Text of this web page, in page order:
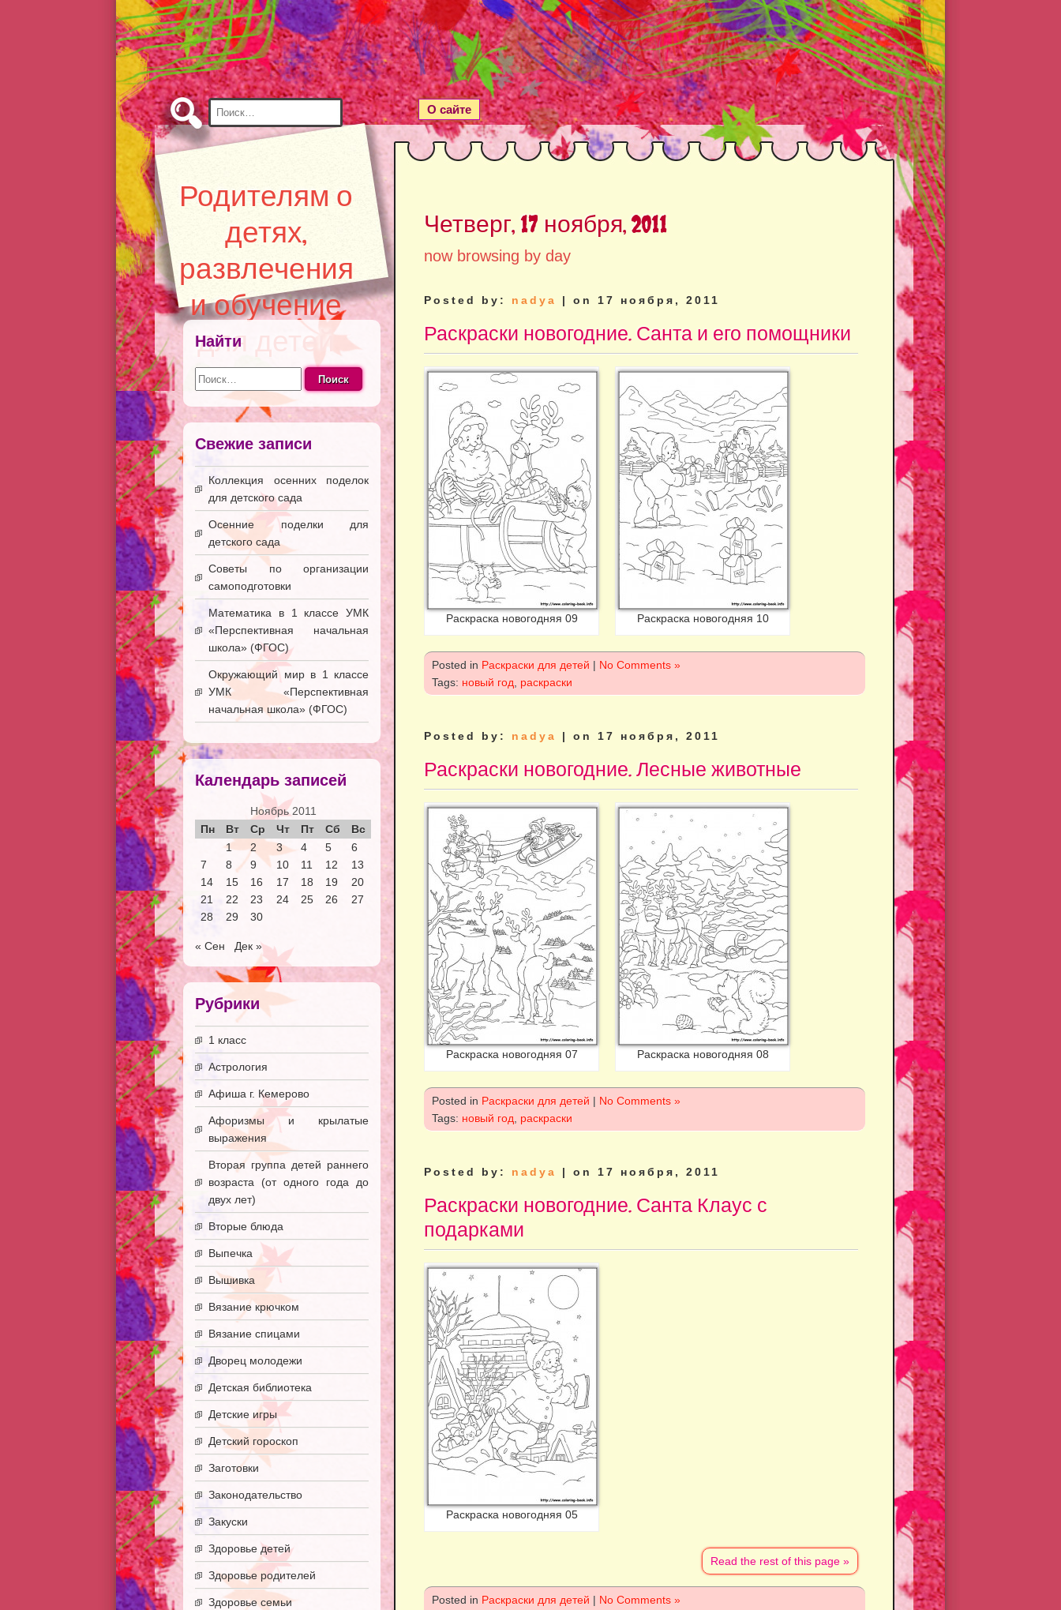
Найти:
Родителям о
детях,
развлечения
и обучение
для детей
О сайте
Четверг, 17 ноября, 2011
now browsing by day
Posted by: nadya | on 17 ноября, 2011
Раскраски новогодние. Санта и его помощники
Раскраска новогодняя 09 Раскраска новогодняя 10
Posted in Раскраски для детей | No Comments »
Tags: новый год раскраски
Posted by: nadya | on 17 ноября, 2011
Раскраски новогодние. Лесные животные
Раскраска новогодняя 07 Раскраска новогодняя 08
Posted in Раскраски для детей | No Comments »
Tags: новый год раскраски
Posted by: nadya | on 17 ноября, 2011
Раскраски новогодние. Санта Клаус с
подарками
Раскраска новогодняя 05
Read the rest of this page »
Posted in Раскраски для детей | No Comments »
Найти
Найти:
Свежие записи
Коллекция осенних поделок
для детского сада
Осенние поделки для
детского сада
Советы по организации
самоподготовки
Математика в 1 классе УМК
«Перспективная начальная
школа» (ФГОС)
Окружающий мир в 1 классе
УМК «Перспективная
начальная школа» (ФГОС)
Календарь записей
Ноябрь 2011
Пн
Вт Ср Чт Пт Сб
Вс
1
2 3 4 5
6
7
8 9 10 11 12
13
14
15 16 17 18 19
20
21
22 23 24 25 26
27
28
29 30
« Сен Дек »
Рубрики
1 класс
Астрология
Афиша г. Кемерово
Афоризмы и крылатые
выражения
Вторая группа детей раннего
возраста (от одного года до
двух лет)
Вторые блюда
Выпечка
Вышивка
Вязание крючком
Вязание спицами
Дворец молодежи
Детская библиотека
Детские игры
Детский гороскоп
Заготовки
Законодательство
Закуски
Здоровье детей
Здоровье родителей
Здоровье семьи